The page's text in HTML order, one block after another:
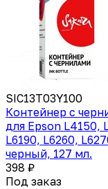
SIC13T03Y100
Контейнер с
для Epson L4150,
L6190, L6260,
черный, 127 мл.
398 ₽
Под заказ